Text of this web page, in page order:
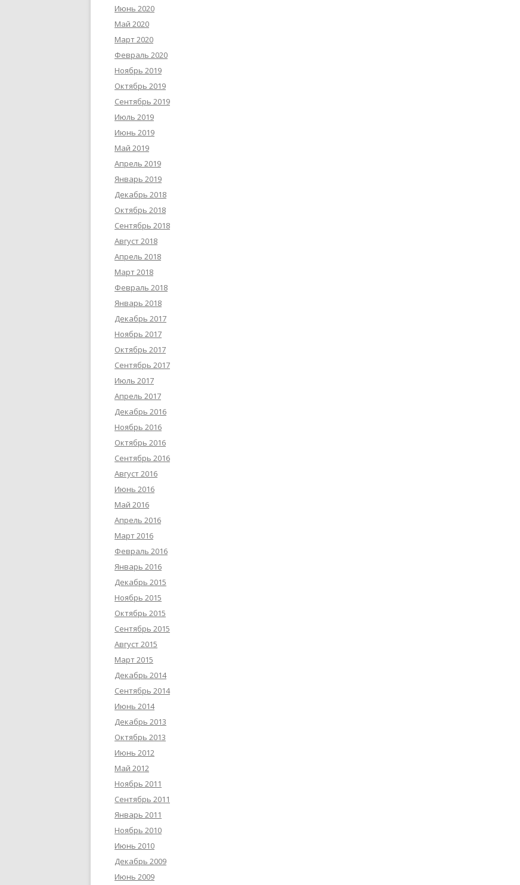
Июнь 2020
Май 2020
Март 2020
Февраль 2020
Ноябрь 2019
Октябрь 2019
Сентябрь 2019
Июль 2019
Июнь 2019
Май 2019
Апрель 2019
Январь 2019
Декабрь 2018
Октябрь 2018
Сентябрь 2018
Август 2018
Апрель 2018
Март 2018
Февраль 2018
Январь 2018
Декабрь 2017
Ноябрь 2017
Октябрь 2017
Сентябрь 2017
Июль 2017
Апрель 2017
Декабрь 2016
Ноябрь 2016
Октябрь 2016
Сентябрь 2016
Август 2016
Июнь 2016
Май 2016
Апрель 2016
Март 2016
Февраль 2016
Январь 2016
Декабрь 2015
Ноябрь 2015
Октябрь 2015
Сентябрь 2015
Август 2015
Март 2015
Декабрь 2014
Сентябрь 2014
Июнь 2014
Декабрь 2013
Октябрь 2013
Июнь 2012
Май 2012
Ноябрь 2011
Сентябрь 2011
Январь 2011
Ноябрь 2010
Июнь 2010
Декабрь 2009
Июнь 2009